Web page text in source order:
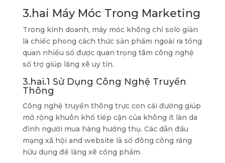
3.hai Máy Móc Trong Marketing
Trong kinh doanh, máy móc không chỉ solo giản
là chiếc phong cách thức sản phẩm ngoài ra tổng
quan nhiều số được quan trọng tâm công nghệ
số trợ giúp lăng xê uy tín.
3.hai.1 Sử Dụng Công Nghệ Truyền
Thông
Công nghệ truyền thông trực con cái đường giúp
mở rộng khuôn khổ tiếp cận của không ít làn da
đình người mua hàng hưởng thụ. Các dẫn đầu
mạng xã hội and website là số đông công ráng
hữu dụng để lăng xê cống phẩm.